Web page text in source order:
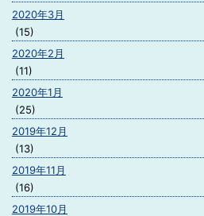
2020年3月
(15)
2020年2月
(11)
2020年1月
(25)
2019年12月
(13)
2019年11月
(16)
2019年10月